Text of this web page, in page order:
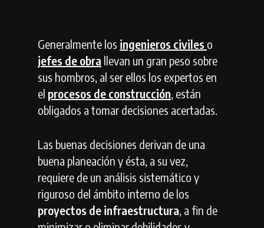
Generalmente los ingenieros civiles o
jefes de obra llevan un gran peso sobre
sus hombros, al ser ellos los expertos en
el procesos de construcción, están
obligados a tomar decisiones acertadas.
Las buenas decisiones derivan de una
buena planeación y ésta, a su vez,
requiere de un análisis sistemático y
riguroso del ámbito interno de los
proyectos de infraestructura, a fin de